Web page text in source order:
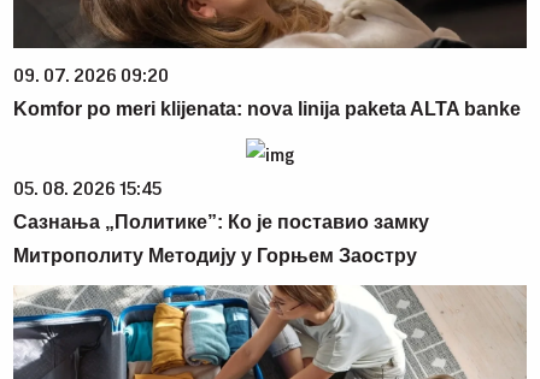
09. 07. 2026 09:20
Komfor po meri klijenata: nova linija paketa ALTA banke
05. 08. 2026 15:45
Сазнања „Политике”: Ко је поставио замку
Митрополиту Методију у Горњем Заостру